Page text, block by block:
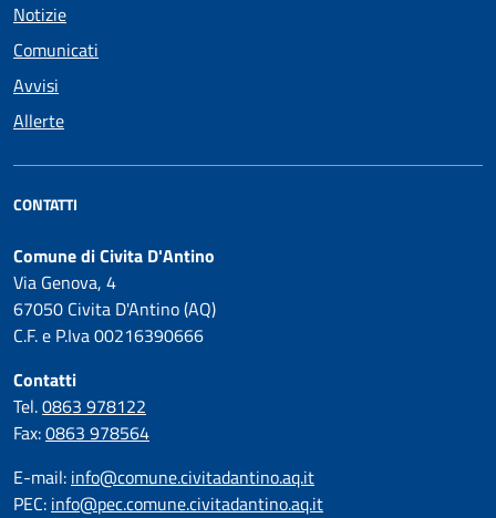
Notizie
Comunicati
Avvisi
Allerte
CONTATTI
Comune di Civita D'Antino
Via Genova, 4
67050 Civita D'Antino (AQ)
C.F. e P.Iva 00216390666
Contatti
Tel.0863 978122
Fax:0863 978564
E-mail: info@comune.civitadantino.aq.it
PEC: info@pec.comune.civitadantino.aq.it